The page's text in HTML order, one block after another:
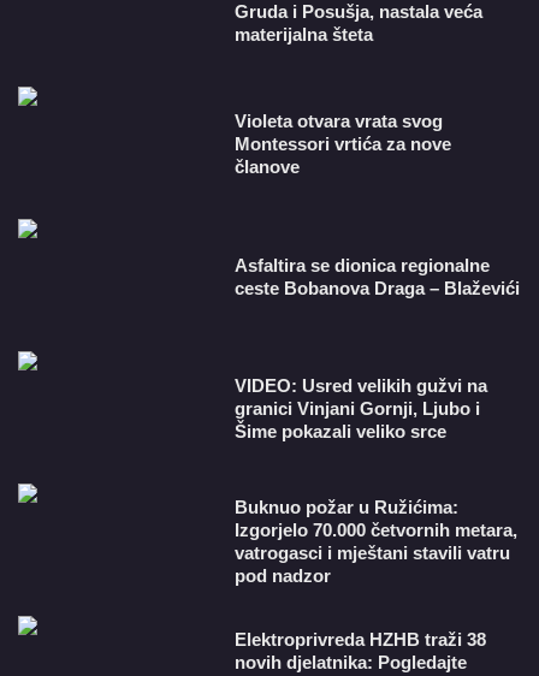
Gruda i Posušja, nastala veća
materijalna šteta
Violeta otvara vrata svog
Montessori vrtića za nove
članove
Asfaltira se dionica regionalne
ceste Bobanova Draga – Blaževići
VIDEO: Usred velikih gužvi na
granici Vinjani Gornji, Ljubo i
Šime pokazali veliko srce
Buknuo požar u Ružićima:
Izgorjelo 70.000 četvornih metara,
vatrogasci i mještani stavili vatru
pod nadzor
​Elektroprivreda HZHB traži 38
novih djelatnika: Pogledajte